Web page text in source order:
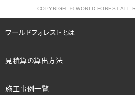
COPYRIGHT © WORLD FOREST ALL
ワールドフォレストとは
見積算の算出方法
施工事例一覧